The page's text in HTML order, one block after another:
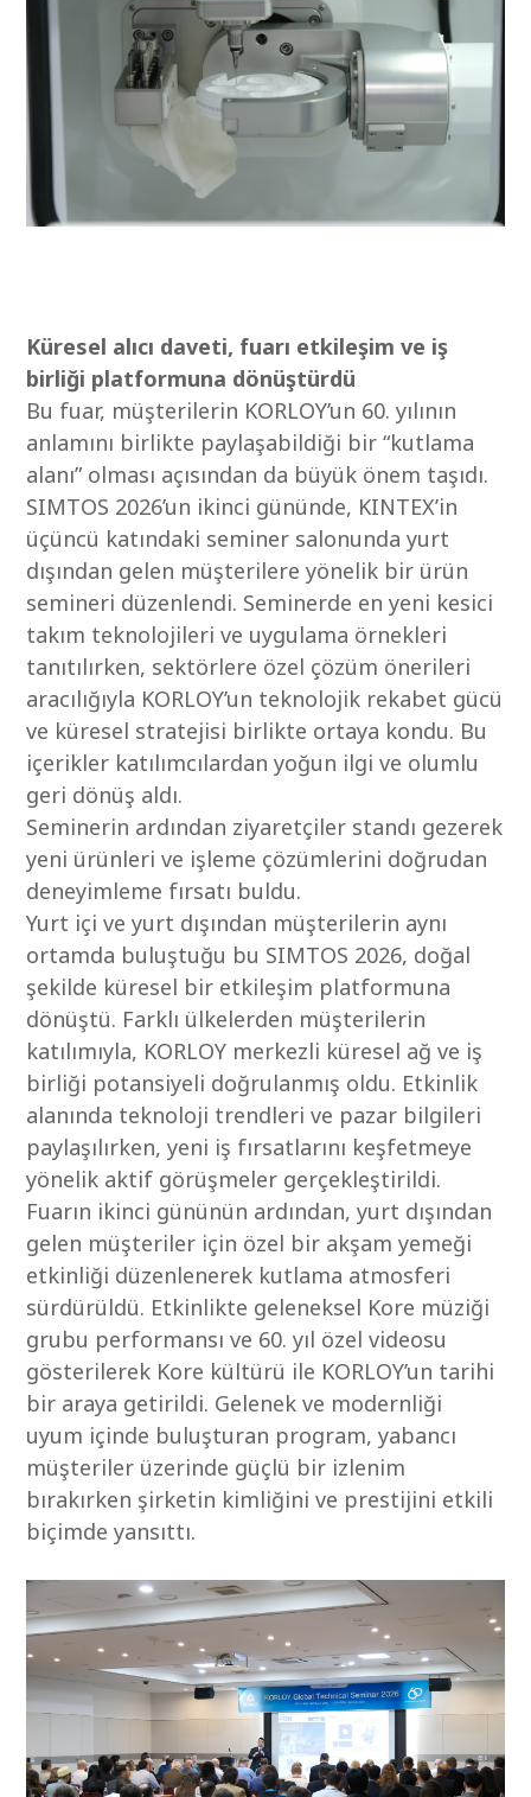
Küresel alıcı daveti, fuarı etkileşim ve iş
birliği platformuna dönüştürdü
Bu fuar, müşterilerin KORLOY’un 60. yılının
anlamını birlikte paylaşabildiği bir “kutlama
alanı” olması açısından da büyük önem taşıdı.
SIMTOS 2026’un ikinci gününde, KINTEX’in
üçüncü katındaki seminer salonunda yurt
dışından gelen müşterilere yönelik bir ürün
semineri düzenlendi. Seminerde en yeni kesici
takım teknolojileri ve uygulama örnekleri
tanıtılırken, sektörlere özel çözüm önerileri
aracılığıyla KORLOY’un teknolojik rekabet gücü
ve küresel stratejisi birlikte ortaya kondu. Bu
içerikler katılımcılardan yoğun ilgi ve olumlu
geri dönüş aldı.
Seminerin ardından ziyaretçiler standı gezerek
yeni ürünleri ve işleme çözümlerini doğrudan
deneyimleme fırsatı buldu.
Yurt içi ve yurt dışından müşterilerin aynı
ortamda buluştuğu bu SIMTOS 2026, doğal
şekilde küresel bir etkileşim platformuna
dönüştü. Farklı ülkelerden müşterilerin
katılımıyla, KORLOY merkezli küresel ağ ve iş
birliği potansiyeli doğrulanmış oldu. Etkinlik
alanında teknoloji trendleri ve pazar bilgileri
paylaşılırken, yeni iş fırsatlarını keşfetmeye
yönelik aktif görüşmeler gerçekleştirildi.
Fuarın ikinci gününün ardından, yurt dışından
gelen müşteriler için özel bir akşam yemeği
etkinliği düzenlenerek kutlama atmosferi
sürdürüldü. Etkinlikte geleneksel Kore müziği
grubu performansı ve 60. yıl özel videosu
gösterilerek Kore kültürü ile KORLOY’un tarihi
bir araya getirildi. Gelenek ve modernliği
uyum içinde buluşturan program, yabancı
müşteriler üzerinde güçlü bir izlenim
bırakırken şirketin kimliğini ve prestijini etkili
biçimde yansıttı.